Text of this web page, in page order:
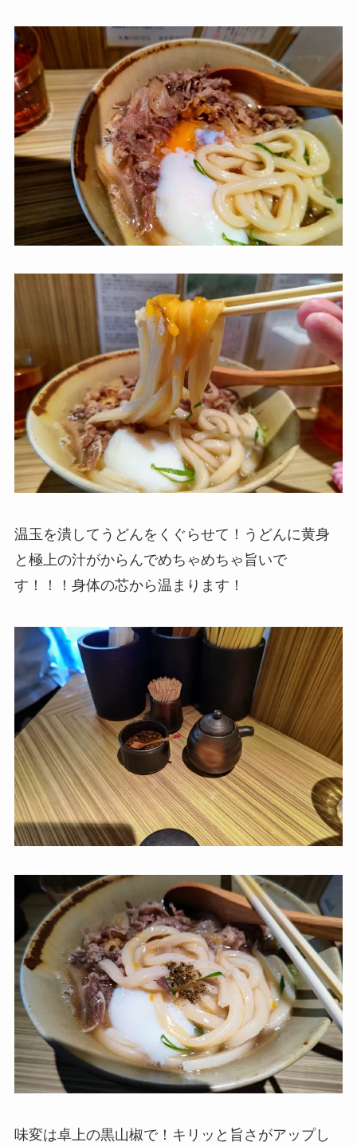
温玉を潰してうどんをくぐらせて！うどんに黄身
と極上の汁がからんでめちゃめちゃ旨いで
す！！！身体の芯から温まります！
味変は卓上の黒山椒で！キリッと旨さがアップし